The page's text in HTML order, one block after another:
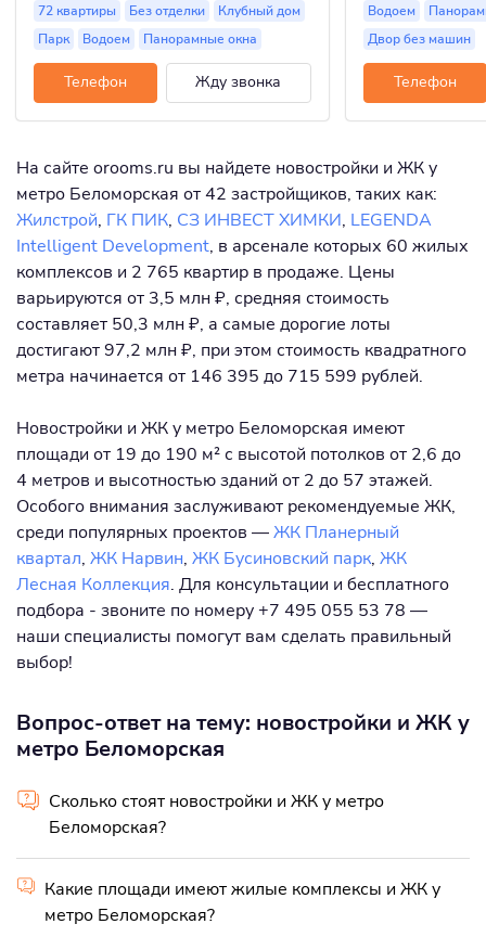
72 квартиры Без отделки
Клубный дом
Парк
Водоем Панорамные окна
Телефон Жду звонка
Водоем
Двор без машин
Телефон
На сайте orooms.ru вы найдете новостройки и ЖК у
метро Беломорская от 42 застройщиков, таких как:
Жилстрой, ГК ПИК, СЗ ИНВЕСТ ХИМКИ, LEGENDA
Intelligent Development, в арсенале которых 60 жилых
комплексов и 2 765 квартир в продаже. Цены
варьируются от 3,5 млн ₽, средняя стоимость
составляет 50,3 млн ₽, а самые дорогие лоты
достигают 97,2 млн ₽, при этом стоимость квадратного
метра начинается от 146 395 до 715 599 рублей.
Новостройки и ЖК у метро Беломорская имеют
площади от 19 до 190 м² с высотой потолков от 2,6 до
4 метров и высотностью зданий от 2 до 57 этажей.
Особого внимания заслуживают рекомендуемые ЖК,
среди популярных проектов —ЖК Планерный
квартал, ЖК Нарвин, ЖК Бусиновский парк, ЖК
Лесная Коллекция. Для консультации и бесплатного
подбора - звоните по номеру +7 495 055 53 78 —
наши специалисты помогут вам сделать правильный
выбор!
Вопрос-ответ на тему: новостройки и ЖК у
метро Беломорская
Сколько стоят новостройки и ЖК у метро
Беломорская?
Какие площади имеют жилые комплексы и ЖК у
метро Беломорская?